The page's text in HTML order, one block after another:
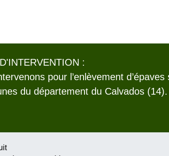
:
pour l’enlèvement
du département du Calvados (14).